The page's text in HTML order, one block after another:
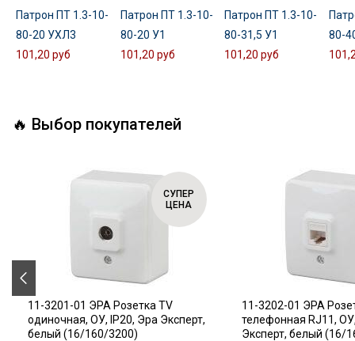
Патрон ПТ 1.3-10-
80-20 УХЛ3
101,20 руб
Патрон ПТ 1.3-10-
80-20 У1
101,20 руб
Патрон ПТ 1.3-10-
80-31,5 У1
101,20 руб
80-
🔥 Выбор покупателей
СУПЕР
ЦЕНА
11-3201-01 ЭРА Розетка TV
одиночная, ОУ, IP20, Эра Эксперт,
белый (16/160/3200)
11-3202-01 ЭРА
телефонная RJ11,
Эксперт, белый (16/